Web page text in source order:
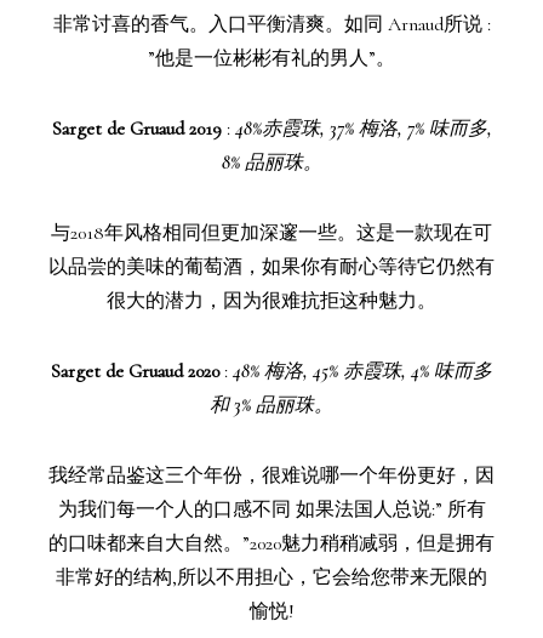
非常讨喜的香气。入口平衡清爽。如同 Arnaud所说 :
”他是一位彬彬有礼的男人”。
Sarget de Gruaud 2019: 48%赤霞珠, 37% 梅洛, 7% 味而多,
8% 品丽珠。
与2018年风格相同但更加深邃一些。这是一款现在可
以品尝的美味的葡萄酒，如果你有耐心等待它仍然有
很大的潜力，因为很难抗拒这种魅力。
Sarget de Gruaud 2020: 48% 梅洛, 45% 赤霞珠, 4% 味而多
和 3% 品丽珠。
我经常品鉴这三个年份，很难说哪一个年份更好，因
为我们每一个人的口感不同 如果法国人总说:” 所有
的口味都来自大自然。”2020魅力稍稍减弱，但是拥有
非常好的结构,所以不用担心，它会给您带来无限的
愉悦!